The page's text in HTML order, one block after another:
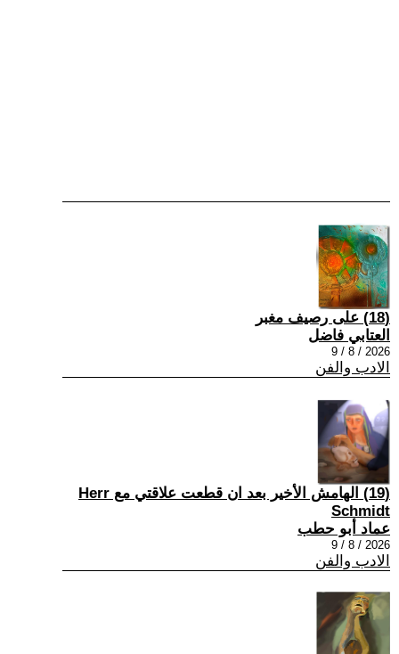
(18) على رصيف مغبر
العتابي فاضل
2026 / 8 / 9
الادب والفن
(19) الهامش الأخير بعد ان قطعت علاقتي مع Herr
Schmidt
عماد أبو حطب
2026 / 8 / 9
الادب والفن